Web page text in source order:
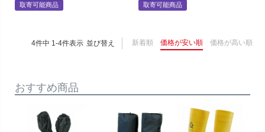
取寄可能商品 取寄可能商品
並び替え 新着順 価格が安い順 価格が高い順
4件中 1-4件表示
おすすめ商品